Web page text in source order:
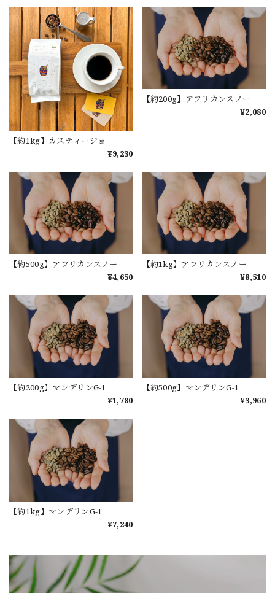
【約1kg】カスティージョ
¥9,230
【約200g】アフリカンスノー
¥2,080
【約500g】アフリカンスノー
¥4,650
【約1kg】アフリカンスノー
¥8,510
【約200g】マンデリンG-1
¥1,780
【約500g】マンデリンG-1
¥3,960
【約1kg】マンデリンG-1
¥7,240